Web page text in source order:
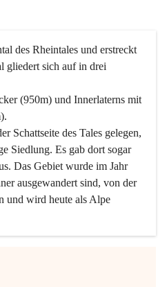
des Rheintales und erstreckt
gliedert sich auf in drei
(950m) und Innerlaterns mit
Schattseite des Tales gelegen,
Siedlung. Es gab dort sogar
Das Gebiet wurde im Jahr
ausgewandert sind, von der
und wird heute als Alpe